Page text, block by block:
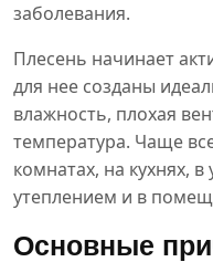
заболевания.
Плесень начинает
для нее созданы
влажность, плохая
температура. Чаще
комнатах, на кухнях,
утеплением и в
Основные